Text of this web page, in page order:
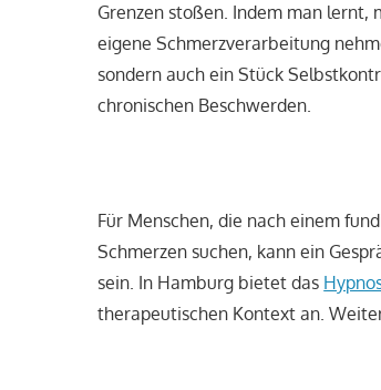
Grenzen stoßen. Indem man lernt,
eigene Schmerzverarbeitung
sondern auch ein Stück
chronischen Beschwerden.
Für Menschen, die nach einem
Schmerzen suchen, kann ein
sein. In Hamburg bietet das
therapeutischen Kontext an.